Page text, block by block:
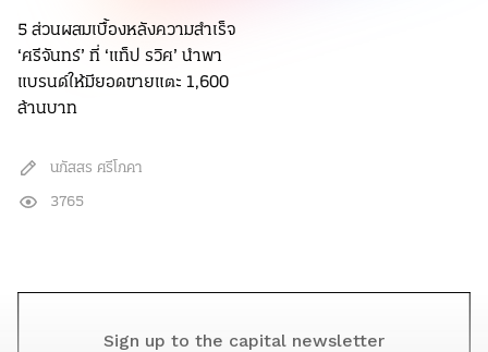
5 ส่วนผสมเบื้องหลังความสำเร็จ
‘ศรีจันทร์’ ที่ ‘แท็ป รวิศ’ นำพา
แบรนด์ให้มียอดขายแตะ 1,600
ล้านบาท
นภัสสร ศรีโภคา
3765
Sign up to the capital newsletter